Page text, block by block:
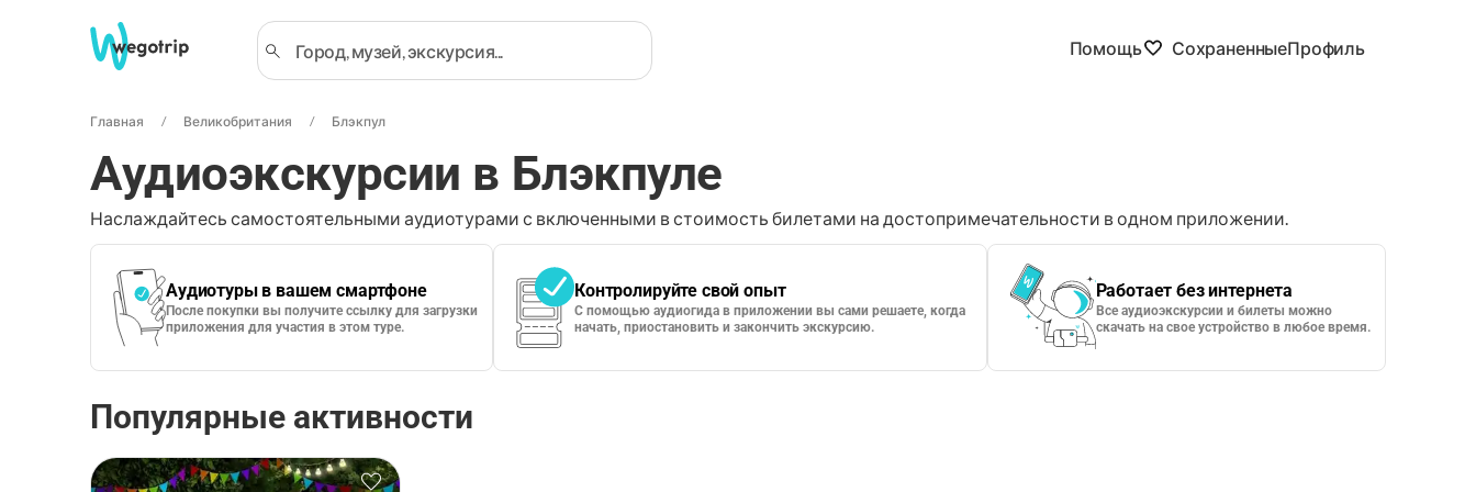
Помощь СохраненныеПрофиль
Главная Великобритания Блэкпул
Аудиоэкскурсии в Блэкпуле
Наслаждайтесь самостоятельными аудиотурами с включенными в стоимость билетами на достопримечательности в одном приложении.
Аудиотуры в вашем смартфоне
После покупки вы получите ссылку для загрузки
приложения для участия в этом туре.
Контролируйте свой опыт
С помощью аудиогида в приложении вы сами решаете, когда
начать, приостановить и закончить экскурсию.
Работает без интернета
Все аудиоэкскурсии и билеты можно
скачать на свое устройство в любое время.
Популярные активности